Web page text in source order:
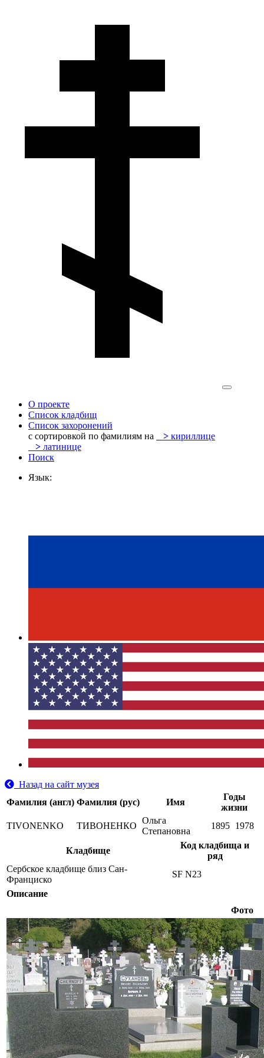
О проекте
Список кладбищ
Список захоронений
с сортировкой по фамилиям на
> кириллице
> латинице
Поиск
Язык:
Назад на сайт музея
Фамилия (англ) Фамилия (рус) Имя
Годы
жизни
TIVONENKO
ТИВОНЕНКО
Ольга
Степановна
1895 1978
Кладбище
Код кладбища и
ряд
Сербское кладбище близ Сан-
Франциско
SF N23
Описание
Фото